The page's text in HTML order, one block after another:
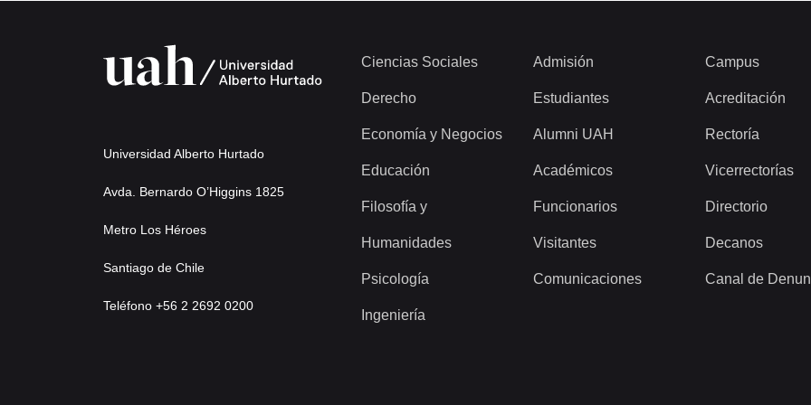
Universidad Alberto Hurtado
Avda. Bernardo O’Higgins 1825
Metro Los Héroes
Santiago de Chile
Teléfono +56 2 2692 0200
Ciencias Sociales
Derecho
Economía y Negocios
Educación
Filosofía y
Humanidades
Psicología
Ingeniería
Admisión
Estudiantes
Alumni UAH
Académicos
Funcionarios
Visitantes
Comunicaciones
Campus
Acreditación
Rectoría
Vicerrectorías
Directorio
Decanos
Canal de